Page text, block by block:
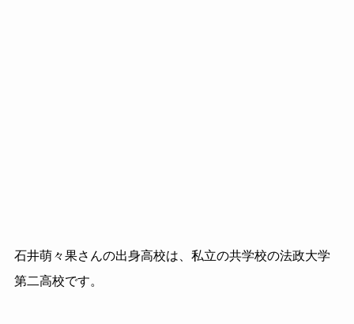
石井萌々果さんの出身高校は、私立の共学校の法政大学
第二高校です。